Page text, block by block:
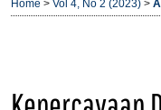
Home > Vol 4, No 2 (2023) >